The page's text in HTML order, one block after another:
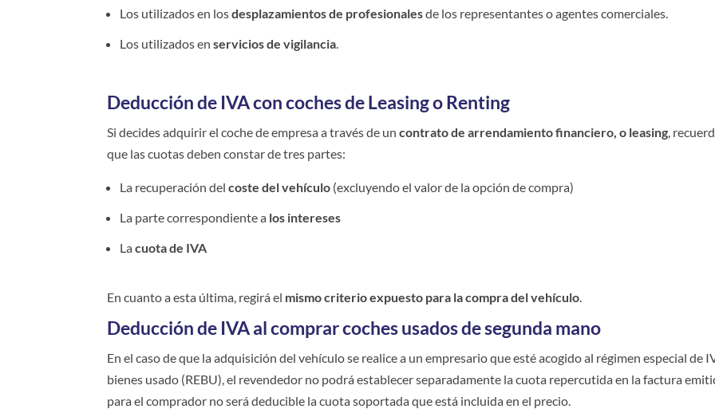
Los utilizados en losdesplazamientos de profesionalesde los representantes o agentes comerciales.
Los utilizados enservicios de vigilancia.
Deducción de IVA con coches de Leasing o Renting
Si decides adquirir el coche de empresa a través de uncontrato de arrendamiento financiero, o leasing,
que las cuotas deben constar de tres partes:
La recuperación delcoste del vehículo (excluyendo el valor de la opción de compra)
La parte correspondiente a los intereses
Lacuota de IVA
En cuanto a esta última, regirá el mismo criterio expuesto para la compra del vehículo.
Deducción de IVA al comprar coches usados de segunda mano
En el caso de que la adquisición del vehículo se realice a un empresario que esté acogido al régimen especial de
bienes usado (REBU), el revendedor no podrá establecer separadamente la cuota repercutida en la factura
para el comprador no será deducible la cuota soportada que está incluida en el precio.